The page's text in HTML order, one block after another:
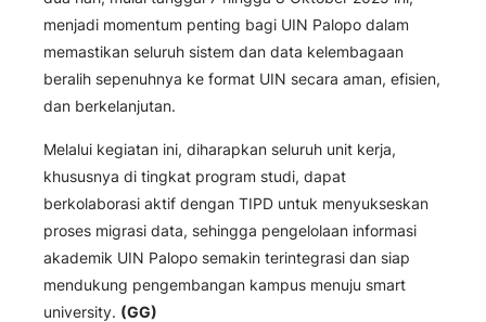
menjadi momentum penting bagi UIN Palopo dalam
memastikan seluruh sistem dan data kelembagaan
beralih sepenuhnya ke format UIN secara aman, efisien,
dan berkelanjutan.
Melalui kegiatan ini, diharapkan seluruh unit kerja,
khususnya di tingkat program studi, dapat
berkolaborasi aktif dengan TIPD untuk menyukseskan
proses migrasi data, sehingga pengelolaan informasi
akademik UIN Palopo semakin terintegrasi dan siap
mendukung pengembangan kampus menuju smart
university. (GG)